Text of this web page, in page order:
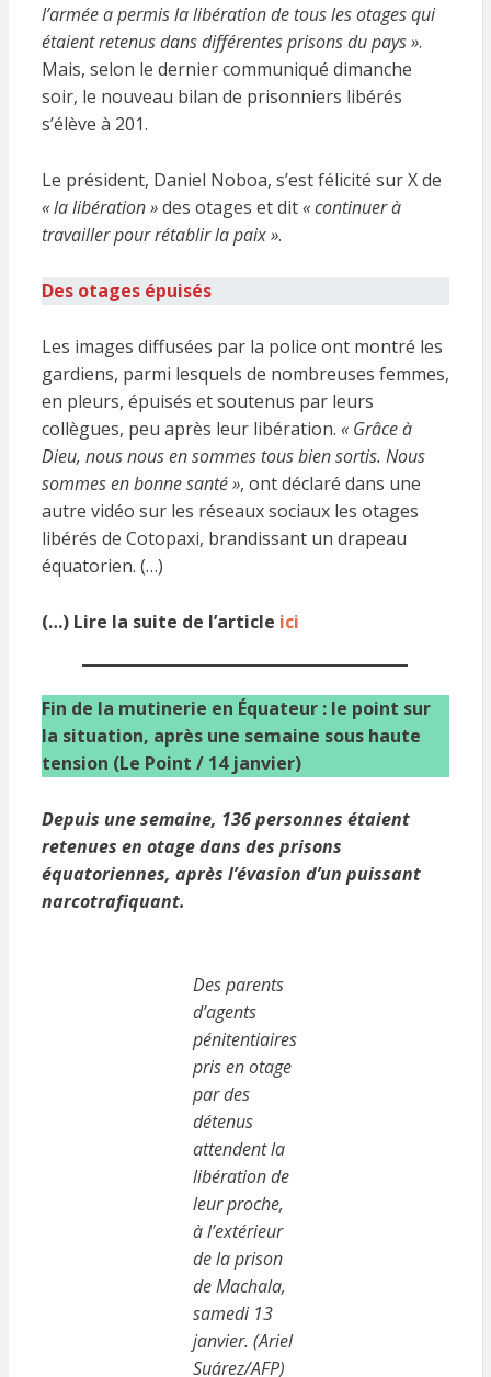
l’armée a permis la libération de tous les otages qui
étaient retenus dans différentes prisons du pays ».
Mais, selon le dernier communiqué dimanche
soir, le nouveau bilan de prisonniers libérés
s’élève à 201.
Le président, Daniel Noboa, s’est félicité sur X de
« la libération »des otages et dit« continuer à
travailler pour rétablir la paix ».
Des otages épuisés
Les images diffusées par la police ont montré les
gardiens, parmi lesquels de nombreuses femmes,
en pleurs, épuisés et soutenus par leurs
collègues, peu après leur libération. « Grâce à
Dieu, nous nous en sommes tous bien sortis. Nous
sommes en bonne santé », ont déclaré dans une
autre vidéo sur les réseaux sociaux les otages
libérés de Cotopaxi, brandissant un drapeau
équatorien. (…)
(…) Lire la suite de l’article ici
Fin de la mutinerie en Équateur : le point sur
la situation, après une semaine sous haute
tension (Le Point / 14 janvier)
Depuis une semaine, 136 personnes étaient
retenues en otage dans des prisons
équatoriennes, après l’évasion d’un puissant
narcotrafiquant.
Des parents
d’agents
pénitentiaires
pris en otage
par des
détenus
attendent la
libération de
leur proche,
à l’extérieur
de la prison
de Machala,
samedi 13
janvier. (Ariel
Suárez/AFP)